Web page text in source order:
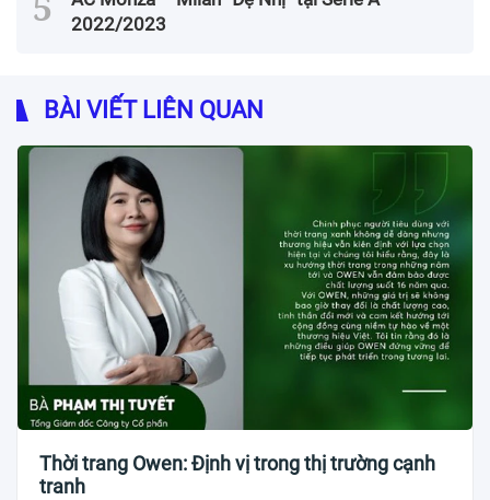
2022/2023
BÀI VIẾT LIÊN QUAN
Thời trang Owen: Định vị trong thị trường cạnh
tranh